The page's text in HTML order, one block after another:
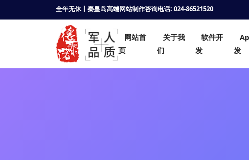
全年无休丨秦皇岛高端网站制作咨询电话: 024-86521520
网站首
页
关于我
们
软件开
发
发